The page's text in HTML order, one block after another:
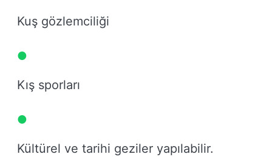
Kuş gözlemciliği
Kış sporları
Kültürel ve tarihi geziler yapılabilir.